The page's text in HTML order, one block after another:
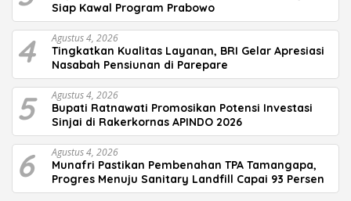
Siap Kawal Program Prabowo
4 Agustus 4, 2026
Tingkatkan Kualitas Layanan, BRI Gelar Apresiasi
Nasabah Pensiunan di Parepare
5 Agustus 4, 2026
Bupati Ratnawati Promosikan Potensi Investasi
Sinjai di Rakerkornas APINDO 2026
6 Agustus 4, 2026
Munafri Pastikan Pembenahan TPA Tamangapa,
Progres Menuju Sanitary Landfill Capai 93 Persen